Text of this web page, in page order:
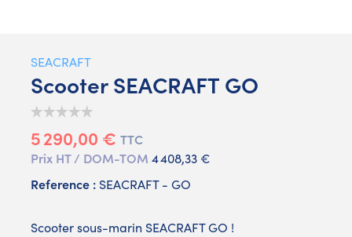
SEACRAFT
Scooter SEACRAFT GO
5 290,00 € TTC
Prix HT / DOM-TOM 4 408,33 €
Reference : SEACRAFT - GO
Scooter sous-marin SEACRAFT GO !